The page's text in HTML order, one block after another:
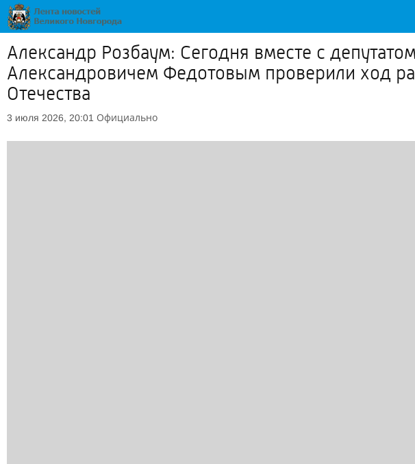
Александр Розбаум: Сегодня вместе с
Александровичем Федотовым проверили ход
Отечества
3 июля 2026, 20:01 Официально